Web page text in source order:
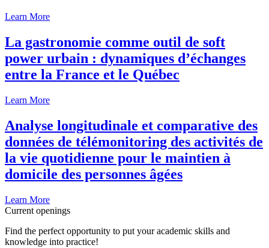
Learn More
La gastronomie comme outil de soft
power urbain : dynamiques d’échanges
entre la France et le Québec
Learn More
Analyse longitudinale et comparative des
données de télémonitoring des activités de
la vie quotidienne pour le maintien à
domicile des personnes âgées
Learn More
Current openings
Find the perfect opportunity to put your academic skills and
knowledge into practice!